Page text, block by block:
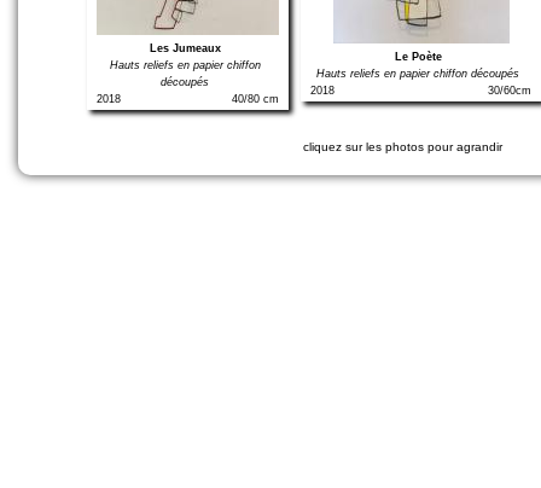
Les Jumeaux
Hauts reliefs en papier chiffon
découpés
2018
40/80 cm
Le Poète
Hauts reliefs en papier chiffon découpés
2018
30/60cm
cliquez sur les photos pour agrandir